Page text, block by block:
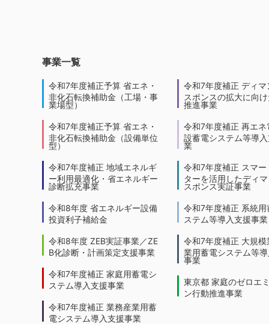
事業一覧
令和7年度補正予算 省エネ・
非化石転換補助金（工場・事
業場型）
令和7年度補正予算 省エネ・
非化石転換補助金（設備単位
型）
令和7年度補正 地域エネルギ
ー利用最適化・省エネルギー
診断拡充事業
令和8年度 省エネルギー設備
投資利子補給金
令和8年度 ZEB実証事業／ZE
B化診断・計画策定支援事業
令和7年度補正 家庭用蓄電シ
ステム導入支援事業
令和7年度補正 業務産業用蓄
電システム導入支援事業
令和7年度補正 ディマ
スポンスの拡大に向
推進事業
令和7年度補正 再エネ
設蓄電システム等導
業
令和7年度補正 スマー
ターを活用したディ
スポンス実証事業
令和7年度補正 系統用
ステム等導入支援事業
令和7年度補正 大規模
業用蓄電システム等
事業
東京都 家庭のゼロエ
ン行動推進事業